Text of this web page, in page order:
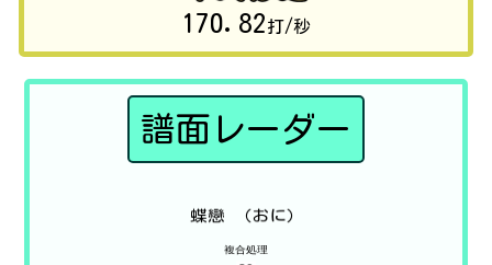
170.82打/秒
譜面レーダー